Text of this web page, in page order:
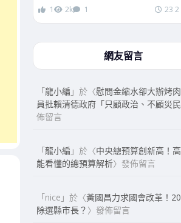
1 2k 1 23 2
網友留言
「龍小編 」於〈慰問金縮水卻大辦烤
員批賴清德政府「只顧政治、不顧災民
佈留言
「龍小編 」於〈中央總預算創新高！
能看懂的總預算解析〉發佈留言
「nice 」於〈黃國昌力求國會改革！
除選縣市長？ 〉發佈留言